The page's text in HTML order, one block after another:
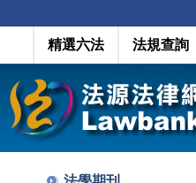
精選六法 法規查詢